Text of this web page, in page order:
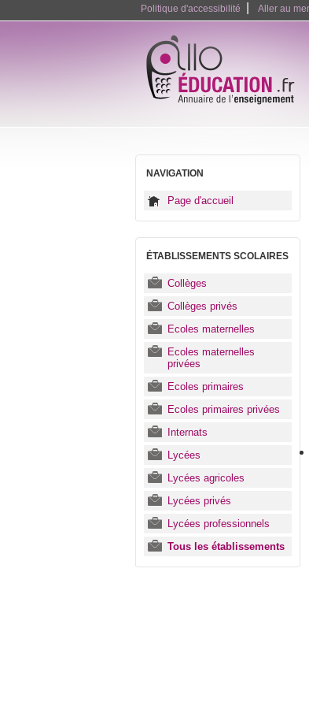
Politique d'accessibilité Aller au
NAVIGATION
Page d'accueil
ÉTABLISSEMENTS SCOLAIRES
Collèges
Collèges privés
Ecoles maternelles
Ecoles maternelles
privées
Ecoles primaires
Ecoles primaires privées
Internats
Lycées
Lycées agricoles
Lycées privés
Lycées professionnels
Tous les établissements